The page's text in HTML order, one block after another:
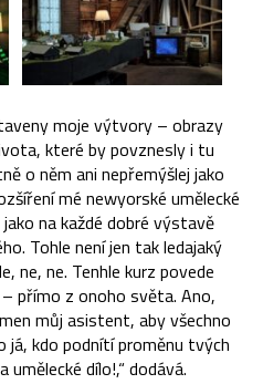
moje výtvory – obrazy
které by povznesly i tu
o něm ani nepřemýšlej jako
mé newyorské umělecké
na každé dobré výstavě
Tohle není jen tak ledajaký
ne, ne. Tenhle kurz povede
přímo z onoho světa. Ano,
můj asistent, aby všechno
já, kdo podnítí proměnu tvých
umělecké dílo!,“ dodává.